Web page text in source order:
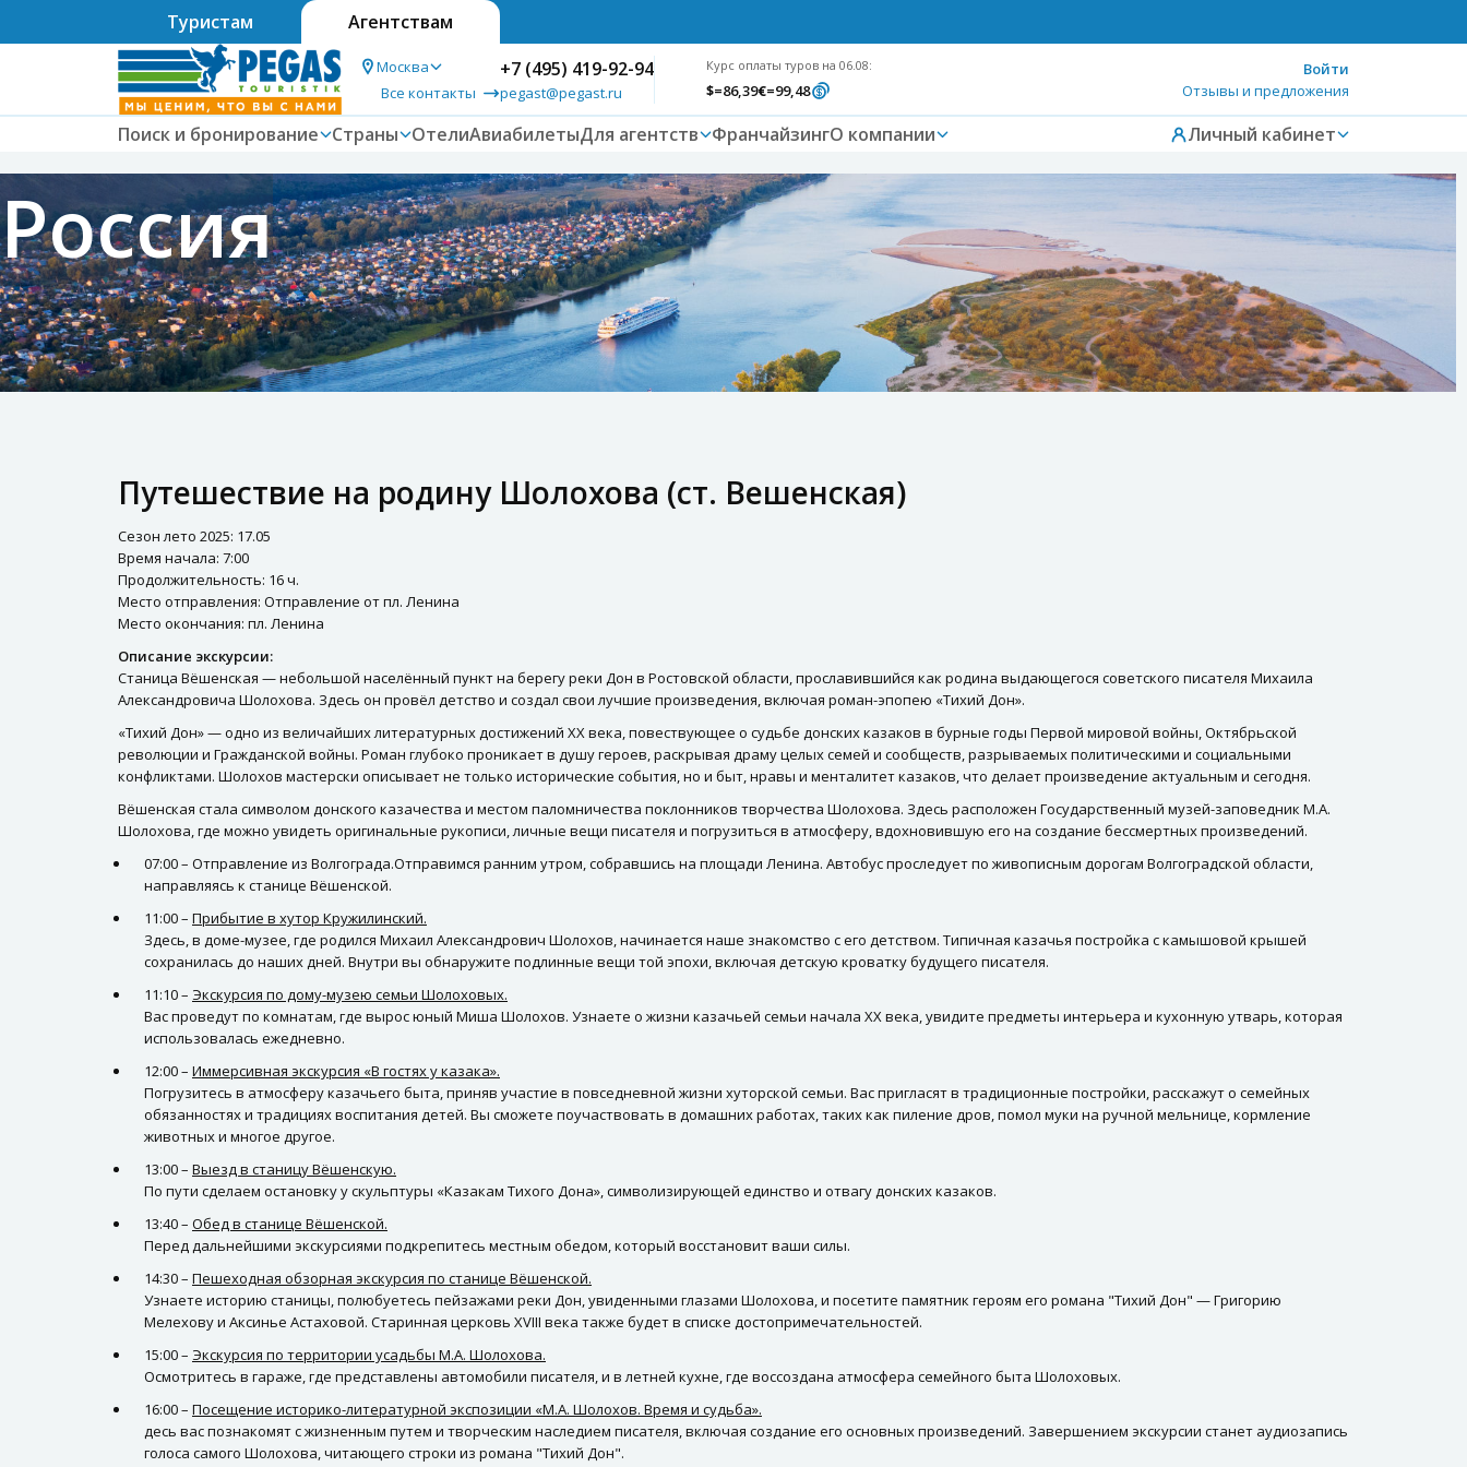
Туристам Агентствам
Москва
Все контакты
+7 (495) 419-92-94
pegast@pegast.ru
Курс оплаты туров на 06.08:
$=86,39€=99,48
Войти
Отзывы и предложения
Поиск и бронирование Страны ОтелиАвиабилетыДля агентств ФранчайзингО компании Личный кабинет
Россия
Путешествие на родину Шолохова (ст. Вешенская)
Сезон лето 2025: 17.05
Время начала: 7:00
Продолжительность: 16 ч.
Место отправления: Отправление от пл. Ленина
Место окончания: пл. Ленина
Описание экскурсии:
Станица Вёшенская — небольшой населённый пункт на берегу реки Дон в Ростовской области, прославившийся как родина выдающегося советского писателя Михаила
Александровича Шолохова. Здесь он провёл детство и создал свои лучшие произведения, включая роман-эпопею «Тихий Дон».
«Тихий Дон» — одно из величайших литературных достижений XX века, повествующее о судьбе донских казаков в бурные годы Первой мировой войны, Октябрьской
революции и Гражданской войны. Роман глубоко проникает в душу героев, раскрывая драму целых семей и сообществ, разрываемых политическими и социальными
конфликтами. Шолохов мастерски описывает не только исторические события, но и быт, нравы и менталитет казаков, что делает произведение актуальным и сегодня.
Вёшенская стала символом донского казачества и местом паломничества поклонников творчества Шолохова. Здесь расположен Государственный музей-заповедник М.А.
Шолохова, где можно увидеть оригинальные рукописи, личные вещи писателя и погрузиться в атмосферу, вдохновившую его на создание бессмертных произведений.
07:00 – Отправление из Волгограда.Отправимся ранним утром, собравшись на площади Ленина. Автобус проследует по живописным дорогам Волгоградской области,
направляясь к станице Вёшенской.
11:00 – Прибытие в хутор Кружилинский.
Здесь, в доме-музее, где родился Михаил Александрович Шолохов, начинается наше знакомство с его детством. Типичная казачья постройка с камышовой крышей
сохранилась до наших дней. Внутри вы обнаружите подлинные вещи той эпохи, включая детскую кроватку будущего писателя.
11:10 – Экскурсия по дому-музею семьи Шолоховых.
Вас проведут по комнатам, где вырос юный Миша Шолохов. Узнаете о жизни казачьей семьи начала XX века, увидите предметы интерьера и кухонную утварь, которая
использовалась ежедневно.
12:00 – Иммерсивная экскурсия «В гостях у казака».
Погрузитесь в атмосферу казачьего быта, приняв участие в повседневной жизни хуторской семьи. Вас пригласят в традиционные постройки, расскажут о семейных
обязанностях и традициях воспитания детей. Вы сможете поучаствовать в домашних работах, таких как пиление дров, помол муки на ручной мельнице, кормление
животных и многое другое.
13:00 – Выезд в станицу Вёшенскую.
По пути сделаем остановку у скульптуры «Казакам Тихого Дона», символизирующей единство и отвагу донских казаков.
13:40 – Обед в станице Вёшенской.
Перед дальнейшими экскурсиями подкрепитесь местным обедом, который восстановит ваши силы.
14:30 – Пешеходная обзорная экскурсия по станице Вёшенской.
Узнаете историю станицы, полюбуетесь пейзажами реки Дон, увиденными глазами Шолохова, и посетите памятник героям его романа "Тихий Дон" — Григорию
Мелехову и Аксинье Астаховой. Старинная церковь XVIII века также будет в списке достопримечательностей.
15:00 – Экскурсия по территории усадьбы М.А. Шолохова.
Осмотритесь в гараже, где представлены автомобили писателя, и в летней кухне, где воссоздана атмосфера семейного быта Шолоховых.
16:00 – Посещение историко-литературной экспозиции «М.А. Шолохов. Время и судьба».
десь вас познакомят с жизненным путем и творческим наследием писателя, включая создание его основных произведений. Завершением экскурсии станет аудиозапись
голоса самого Шолохова, читающего строки из романа "Тихий Дон".